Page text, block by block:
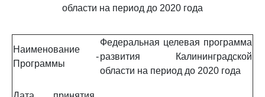
области на период до 2020 года
Наименование
Программы
-
Федеральная целевая программа
развития Калининградской
области на период до 2020 года